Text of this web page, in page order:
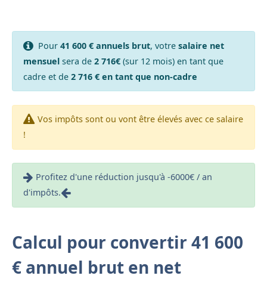
Pour 41 600 € annuels brut, votre salaire net
mensuelsera de 2 716€(sur 12 mois) en tant que
cadre et de 2 716 € en tant que non-cadre
Vos impôts sont ou vont être élevés avec ce salaire
!
Profitez d'une réduction jusqu'à -6000€ / an
d'impôts.
Calcul pour convertir 41 600
€ annuel brut en net